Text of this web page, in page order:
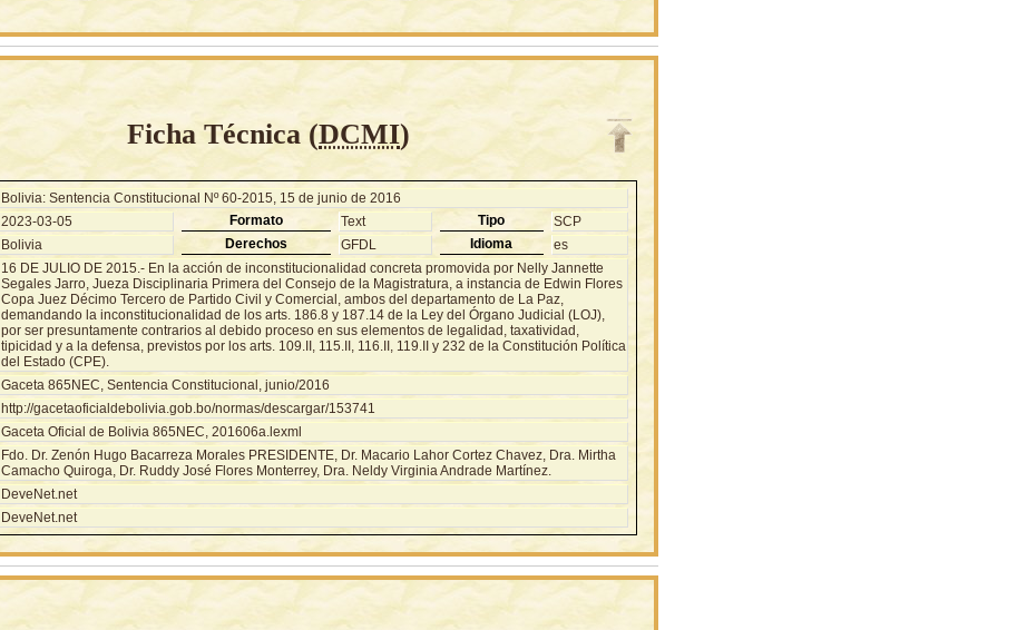
Ficha Técnica (DCMI)
Bolivia: Sentencia Constitucional Nº 60-2015, 15 de junio de 2016
2023-03-05 Formato Text Tipo
SCP
Bolivia Derechos GFDL Idioma es
16 DE JULIO DE 2015.- En la acción de inconstitucionalidad concreta promovida por Nelly Jannette
Segales Jarro, Jueza Disciplinaria Primera del Consejo de la Magistratura, a instancia de Edwin Flores
Copa Juez Décimo Tercero de Partido Civil y Comercial, ambos del departamento de La Paz,
demandando la inconstitucionalidad de los arts. 186.8 y 187.14 de la Ley del Órgano Judicial (LOJ),
por ser presuntamente contrarios al debido proceso en sus elementos de legalidad, taxatividad,
tipicidad y a la defensa, previstos por los arts. 109.II, 115.II, 116.II, 119.II y 232 de la Constitución Política
del Estado (CPE).
Gaceta 865NEC, Sentencia Constitucional, junio/2016
http://gacetaoficialdebolivia.gob.bo/normas/descargar/153741
Gaceta Oficial de Bolivia 865NEC, 201606a.lexml
Fdo. Dr. Zenón Hugo Bacarreza Morales PRESIDENTE, Dr. Macario Lahor Cortez Chavez, Dra. Mirtha
Camacho Quiroga, Dr. Ruddy José Flores Monterrey, Dra. Neldy Virginia Andrade Martínez.
DeveNet.net
DeveNet.net